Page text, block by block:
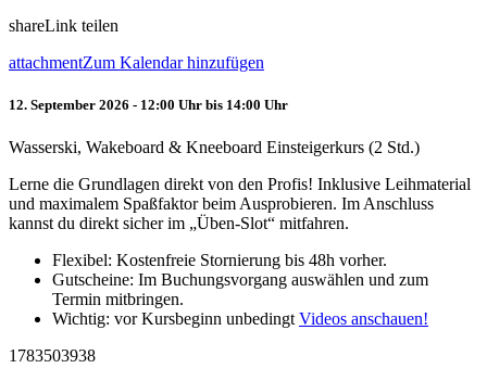
shareLink teilen
attachmentZum Kalendar hinzufügen
12. September 2026 - 12:00 Uhr bis 14:00 Uhr
Wasserski, Wakeboard & Kneeboard Einsteigerkurs (2 Std.)
Lerne die Grundlagen direkt von den Profis! Inklusive Leihmaterial
und maximalem Spaßfaktor beim Ausprobieren. Im Anschluss
kannst du direkt sicher im „Üben-Slot“ mitfahren.
Flexibel: Kostenfreie Stornierung bis 48h vorher.
Gutscheine: Im Buchungsvorgang auswählen und zum
Termin mitbringen.
Wichtig: vor Kursbeginn unbedingt Videos anschauen!
1783503938